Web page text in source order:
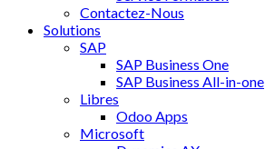
Contactez-Nous
Solutions
SAP
SAP Business One
SAP Business All-in-one
Libres
Odoo Apps
Microsoft